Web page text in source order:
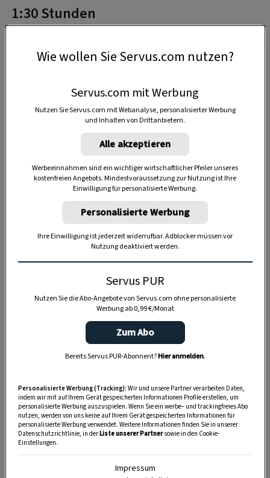
1:30 Stunden
Anzeige
Wie wollen Sie Servus.com nutzen?
Servus.com mit Werbung
Nutzen Sie Servus.com mit Webanalyse, personalisierter Werbung
und Inhalten von Drittanbietern.
Alle akzeptieren
Werbeeinnahmen sind ein wichtiger wirtschaftlicher Pfeiler unseres
kostenfreien Angebots. Mindestvoraussetzung zur Nutzung ist Ihre
Einwilligung für personalisierte Werbung.
Personalisierte Werbung
Ihre Einwilligung ist jederzeit widerrufbar. Adblocker müssen vor
Nutzung deaktiviert werden.
Servus PUR
Nutzen Sie die Abo-Angebote von Servus.com ohne personalisierte
Werbung ab 0,99 €/Monat
Zum Abo
Bereits Servus PUR-Abonnent?Hier anmelden.
Personalisierte Werbung (Tracking): Wir und unsere Partner verarbeiten Daten,
indem wir mit auf Ihrem Gerät gespeicherten Informationen Profile erstellen, um
personalisierte Werbung auszuspielen. Wenn Sie ein werbe– und trackingfreies Abo
nutzen, werden von uns keine auf Ihrem Gerät gespeicherten Informationen für
personalisierte Werbung verwendet. Weitere Informationen finden Sie in unserer
Datenschutzrichtlinie, in derListe unserer Partnersowie in den Cookie-
Einstellungen.
Impressum